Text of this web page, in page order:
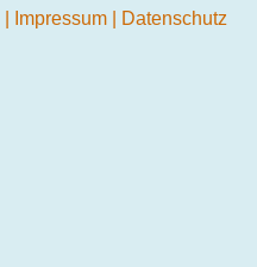
Impressum Datenschutz